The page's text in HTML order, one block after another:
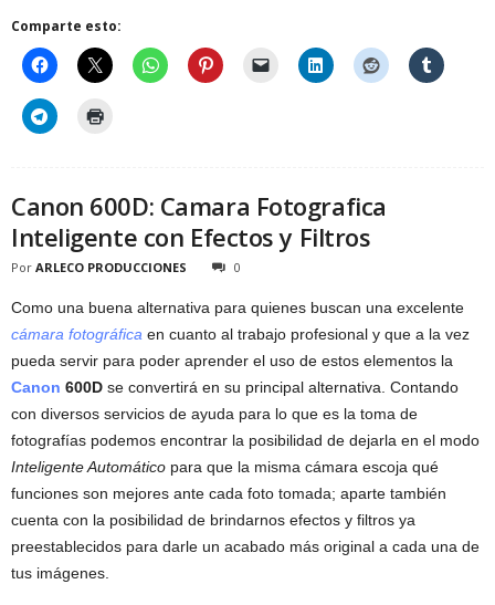
Comparte esto:
Canon 600D: Camara Fotografica
Inteligente con Efectos y Filtros
Por ARLECO PRODUCCIONES 0
Como una buena alternativa para quienes buscan una excelente
cámara fotográfica en cuanto al trabajo profesional y que a la vez
pueda servir para poder aprender el uso de estos elementos la
Canon 600D se convertirá en su principal alternativa. Contando
con diversos servicios de ayuda para lo que es la toma de
fotografías podemos encontrar la posibilidad de dejarla en el modo
Inteligente Automático para que la misma cámara escoja qué
funciones son mejores ante cada foto tomada; aparte también
cuenta con la posibilidad de brindarnos efectos y filtros ya
preestablecidos para darle un acabado más original a cada una de
tus imágenes.